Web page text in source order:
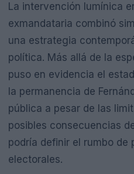
La intervención lumínica
exmandataria combinó
una estrategia
política. Más allá de la
puso en evidencia el
la permanencia de
pública a pesar de las
posibles consecuencias
podría definir el rumbo de
electorales.